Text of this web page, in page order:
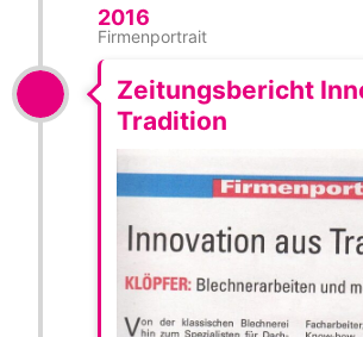
2016
Firmenportrait
Zeitungsbericht
Tradition